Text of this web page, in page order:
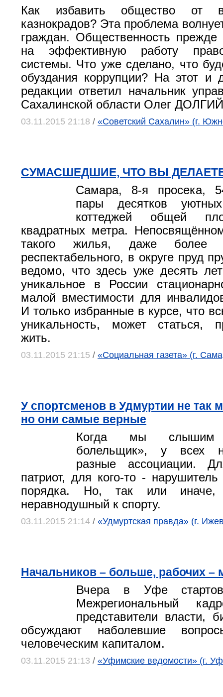
Как избавить общество от
казнокрадов? Эта проблема
граждан. Общественность прежде
на эффективную работу
системы. Что уже сделано, что
обуздания коррупции? На этот и
редакции ответил начальник
Сахалинской области Олег
03.11.2015 21:18 / «Советский Сахалин» (г.
СУМАСШЕДШИЕ, ЧТО ВЫ
Самара, 8-я просека,
пары десятков
коттеджей общей
квадратных метра.
такого жилья, даже более
респектабельного, в округе пруд
ведомо, что здесь уже десять лет
уникальное в России
малой вместимости для
И только избранные в курсе, что
уникальность, может статься,
жить.
03.11.2015 21:15 / «Социальная газета» (г.
У спортсменов в Удмуртии не так
но они самые верные
Когда мы слышим
болельщик», у всех
разные ассоциации.
патриот, для кого-то - нарушитель
порядка. Но, так или иначе,
неравнодушный к спорту.
03.11.2015 21:14 / «Удмуртская правда» (г.
Начальников – больше, рабочих –
Вчера в Уфе
Межрегиональный
представители власти,
обсуждают наболевшие
человеческим капиталом.
03.11.2015 21:13 / «Уфимские ведомости» (г.